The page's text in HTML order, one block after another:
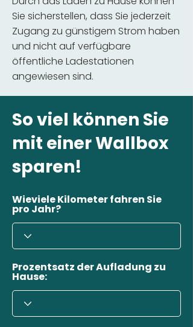
Sie sicherstellen, dass Sie jederzeit
Zugang zu günstigem Strom haben
und nicht auf verfügbare
öffentliche Ladestationen
angewiesen sind.
So viel können Sie
mit einer Wallbox
sparen!
Wieviele Kilometer fahren Sie
pro Jahr?
Prozentsatz der Aufladung zu
Hause: